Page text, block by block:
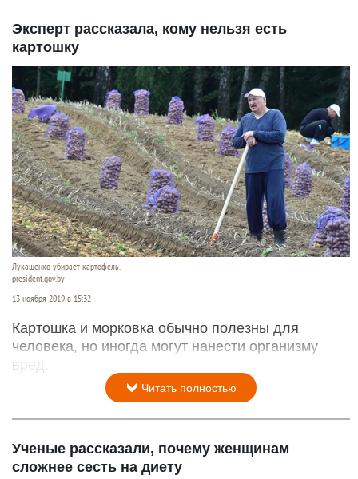
Эксперт рассказала, кому нельзя есть
картошку
Лукашенко убирает картофель.
president.gov.by
13 ноября 2019 в 15:32
Картошка и морковка обычно полезны для
человека, но иногда могут нанести организму
вред.
Читать полностью
Ученые рассказали, почему женщинам
сложнее сесть на диету